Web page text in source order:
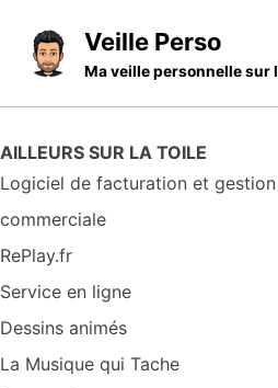
Veille Perso
Ma veille personnelle sur
AILLEURS SUR LA TOILE
Logiciel de facturation et gestion
commerciale
RePlay.fr
Service en ligne
Dessins animés
La Musique qui Tache